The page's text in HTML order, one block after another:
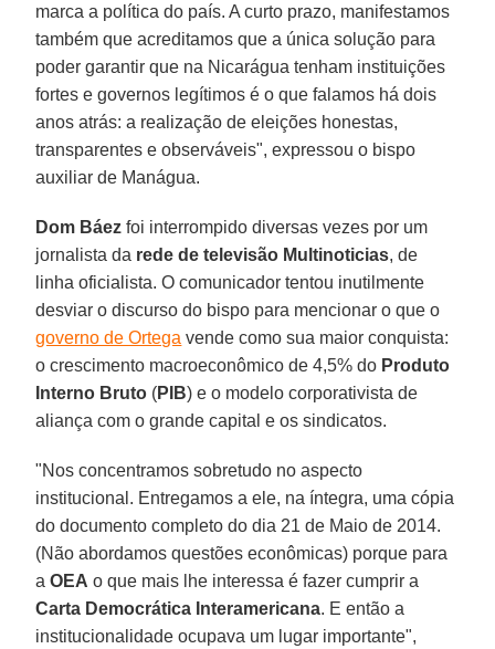
marca a política do país. A curto prazo, manifestamos
também que acreditamos que a única solução para
poder garantir que na Nicarágua tenham instituições
fortes e governos legítimos é o que falamos há dois
anos atrás: a realização de eleições honestas,
transparentes e observáveis", expressou o bispo
auxiliar de Manágua.
Dom Báez foi interrompido diversas vezes por um
jornalista da rede de televisão Multinoticias, de
linha oficialista. O comunicador tentou inutilmente
desviar o discurso do bispo para mencionar o que o
governo de Ortega vende como sua maior conquista:
o crescimento macroeconômico de 4,5% do Produto
Interno Bruto (PIB) e o modelo corporativista de
aliança com o grande capital e os sindicatos.
"Nos concentramos sobretudo no aspecto
institucional. Entregamos a ele, na íntegra, uma cópia
do documento completo do dia 21 de Maio de 2014.
(Não abordamos questões econômicas) porque para
aOEA o que mais lhe interessa é fazer cumprir a
Carta Democrática Interamericana. E então a
institucionalidade ocupava um lugar importante",